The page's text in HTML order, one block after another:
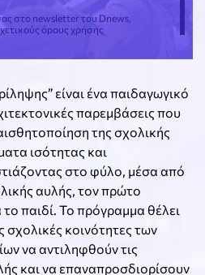
στο newsletter του Dnews,
όρους χρήσης
είναι ένα παιδαγωγικό
παρεμβάσεις που
της σχολικής
ισότητας και
στο φύλο, μέσα από
αυλής, τον πρώτο
παιδί. Το πρόγραμμα θέλει
σχολικές κοινότητες των
να αντιληφθούν τις
και να επαναπροσδιορίσουν